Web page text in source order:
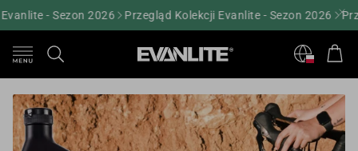
- Sezon 2026 Przegląd Kolekcji Evanlite - Sezon 2026
Szukaj